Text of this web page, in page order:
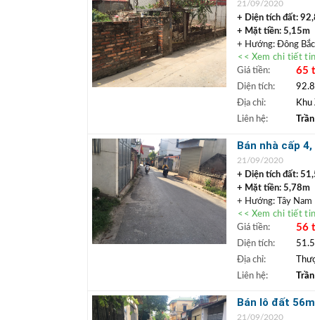
Văn phòng nhà
21/09/2020
+ Diện tích đất:
+ Mặt tiền: 5,15m
+ Hướng: Đông Bắc
+ Đường trước nhà
+ Pháp lý: Sổ đỏ
+ Vị trí: Ô tô đỗ
thị Khai Sơn, vị trí
+ Giá bán:
+++ LIÊN HỆ
Văn phòng nhà
<< Xem chi tiết
Giá tiền:
65
Diện tích:
Địa chỉ:
Khu
Liên hệ:
Bán nhà cấp
Nam
21/09/2020
+ Diện tích đất:
+ Mặt tiền: 5,78m
+ Hướng: Tây Nam
+ Đường trước nhà
+ Pháp lý: Sổ đỏ
+ Vị trí: Nằm trong
thuê hoặc xây để ở
+ Giá bán:
+++ LIÊN HỆ
<< Xem chi tiết
Giá tiền:
56
Diện tích:
Địa chỉ:
Liên hệ:
Bán lô đất
21/09/2020